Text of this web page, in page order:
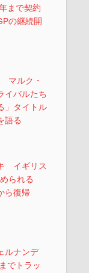
まで契約
の継続開
マルク・
イバルたち
」タイトル
語る
イギリス
られる
ら復帰
ルナンデ
でトラッ